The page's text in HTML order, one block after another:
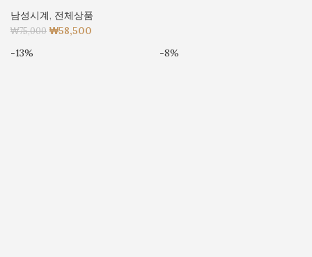
남성시계, 전체상품
₩75,000 ₩58,500
-13% -8%